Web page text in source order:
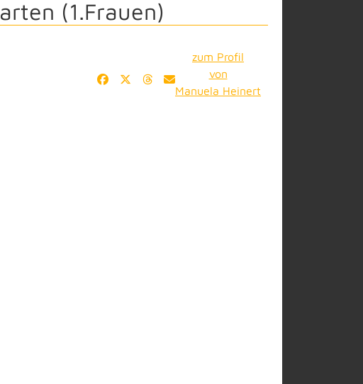
(1.Frauen)
zum Profil
von
Manuela Heinert